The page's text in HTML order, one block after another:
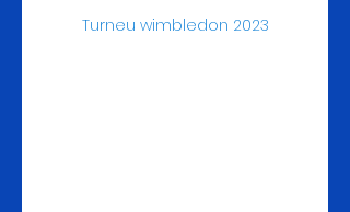
Turneu wimbledon 2023